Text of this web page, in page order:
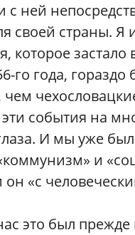
с ней
своей страны. Я
которое застало
го года, гораздо
чем
события на
И мы уже
и
он «с
это был прежде